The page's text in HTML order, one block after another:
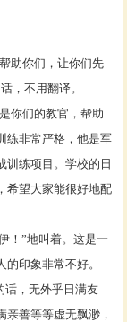
助你们，让你们先
，不用翻译。
你们的教官，帮助
练非常严格，他是军
训练项目。学校的日
希望大家能很好地配
！”地叫着。这是一
印象非常不好。
话，无外乎日满友
善等等虚无飘渺，